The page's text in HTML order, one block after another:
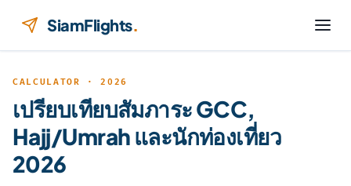
SiamFlights.
CALCULATOR · 2026
เปรียบเทียบสัมภาระ GCC,
Hajj/Umrah และนักท่องเที่ยว
2026